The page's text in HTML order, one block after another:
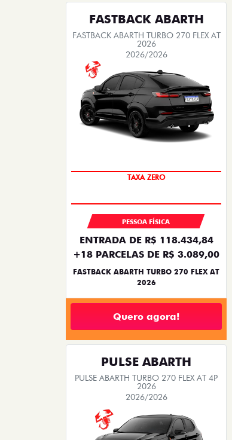
FASTBACK ABARTH
FASTBACK ABARTH TURBO 270 FLEX AT
2026
2026/2026
SAIA DE FIAT 0KM
PESSOA FÍSICA
ENTRADA DE R$ 118.434,84
+18 PARCELAS DE R$ 3.089,00
FASTBACK ABARTH TURBO 270 FLEX AT
2026
Quero agora!
PULSE ABARTH
PULSE ABARTH TURBO 270 FLEX AT 4P
2026
2026/2026